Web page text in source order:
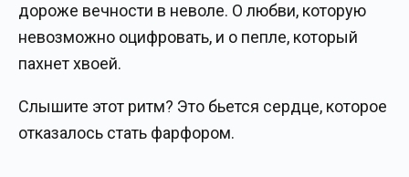
дороже вечности в неволе. О любви, которую
невозможно оцифровать, и о пепле, который
пахнет хвоей.
Слышите этот ритм? Это бьется сердце, которое
отказалось стать фарфором.